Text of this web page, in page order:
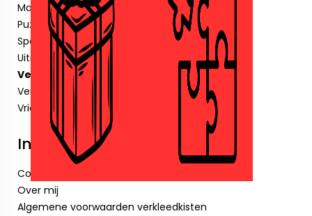
Maskers & Tattoos & Stickers.
Puzzels
Speelgoed
Uitnodigingen
Verjaardagskaarsjes
Verkleedkisten.
Vriendenboekjes
Informatie
Cookieverklaring
Over mij
Algemene voorwaarden verkleedkisten